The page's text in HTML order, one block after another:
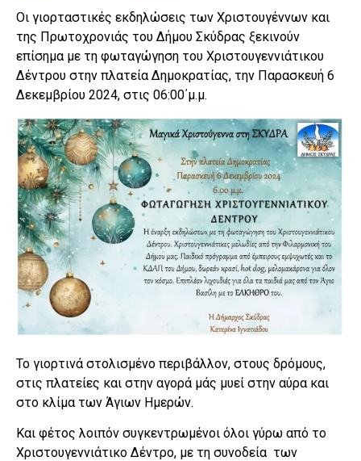
Οι γιορταστικές εκδηλώσεις των Χριστουγέννων και
της Πρωτοχρονιάς του Δήμου Σκύδρας ξεκινούν
επίσημα με τη φωταγώγηση του Χριστουγεννιάτικου
Δέντρου στην πλατεία Δημοκρατίας, την Παρασκευή 6
Δεκεμβρίου 2024, στις 06:00΄μ.μ.
Το γιορτινά στολισμένο περιβάλλον, στους δρόμους,
στις πλατείες και στην αγορά μάς μυεί στην αύρα και
στο κλίμα των Άγιων Ημερών.
Και φέτος λοιπόν συγκεντρωμένοι όλοι γύρω από το
Χριστουγεννιάτικο Δέντρο, με τη συνοδεία των